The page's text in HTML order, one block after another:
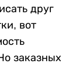
друг
вот
заказных